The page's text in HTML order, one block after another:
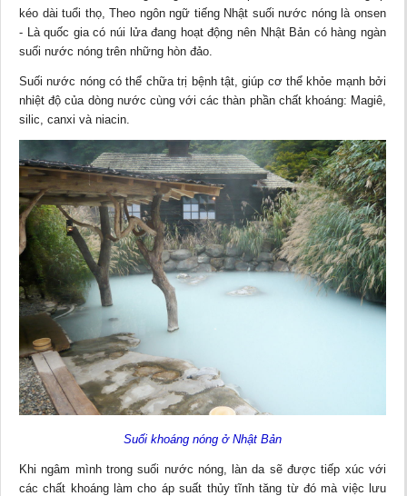
kéo dài tuổi thọ, Theo ngôn ngữ tiếng Nhật suối nước nóng là onsen
- Là quốc gia có núi lửa đang hoạt động nên Nhật Bản có hàng ngàn
suối nước nóng trên những hòn đảo.
Suối nước nóng có thể chữa trị bệnh tật, giúp cơ thể khỏe mạnh bởi
nhiệt độ của dòng nước cùng với các thàn phần chất khoáng: Magiê,
silic, canxi và niacin.
Suối khoáng nóng ở Nhật Bản
Khi ngâm mình trong suối nước nóng, làn da sẽ được tiếp xúc với
các chất khoáng làm cho áp suất thủy tĩnh tăng từ đó mà việc lưu